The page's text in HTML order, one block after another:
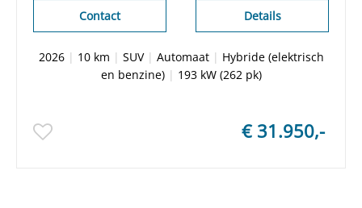
Leder/ 360 Camera/ Apple Carplay
Details
Contact
2026| 10 km | SUV| Automaat| Hybride (elektrisch
en benzine)| 193 kW (262 pk)
€ 31.950,-